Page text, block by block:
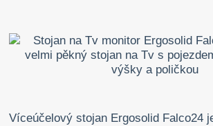
Víceúčelový stojan Ergosolid Falco24